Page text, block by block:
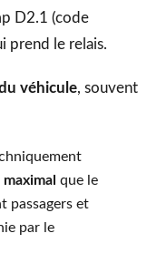
D2.1 (code
prend le relais.
véhicule, souvent
que le
passagers et
par le